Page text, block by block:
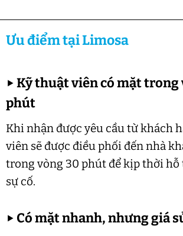
Ưu điểm tại Limosa
▶Kỹ thuật viên có mặt trong
phút
Khi nhận được yêu cầu từ khách
viên sẽ được điều phối đến nhà
trong vòng 30 phút để kịp thời hỗ
sự cố.
▶ Có mặt nhanh, nhưng giá